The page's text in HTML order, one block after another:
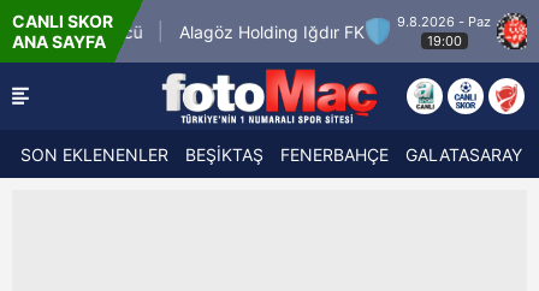
CANLI SKOR
ANA SAYFA
Keçiörengücü Alagöz Holding Iğdır FK
9.8.2026 - Paz
SON EKLENENLER BEŞİKTAŞ FENERBAHÇE GALATASARAY